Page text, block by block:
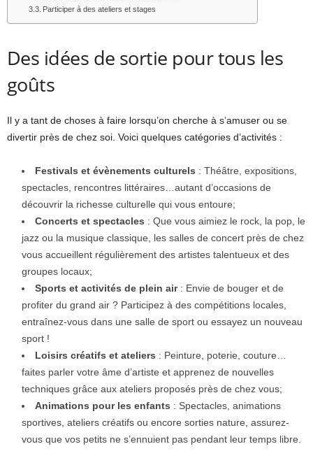
Participer à des ateliers et stages
Des idées de sortie pour tous les
goûts
Il y a tant de choses à faire lorsqu’on cherche à s’amuser ou se
divertir près de chez soi. Voici quelques catégories d’activités :
Festivals et évènements culturels : Théâtre, expositions,
spectacles, rencontres littéraires…autant d’occasions de
découvrir la richesse culturelle qui vous entoure;
Concerts et spectacles : Que vous aimiez le rock, la pop, le
jazz ou la musique classique, les salles de concert près de chez
vous accueillent régulièrement des artistes talentueux et des
groupes locaux;
Sports et activités de plein air: Envie de bouger et de
profiter du grand air ? Participez à des compétitions locales,
entraînez-vous dans une salle de sport ou essayez un nouveau
sport !
Loisirs créatifs et ateliers : Peinture, poterie, couture…
faites parler votre âme d’artiste et apprenez de nouvelles
techniques grâce aux ateliers proposés près de chez vous;
Animations pour les enfants : Spectacles, animations
sportives, ateliers créatifs ou encore sorties nature, assurez-
vous que vos petits ne s’ennuient pas pendant leur temps libre.